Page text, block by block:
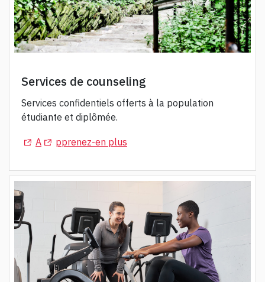
Services de counseling
Services confidentiels offerts à la population
étudiante et diplômée.
(Opens in a new tab)
A (Opens in a new tab)
pprenez-en plus